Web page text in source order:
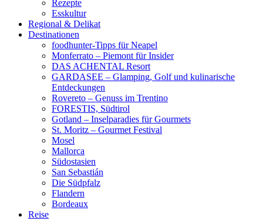
Rezepte
Esskultur
Regional & Delikat
Destinationen
foodhunter-Tipps für Neapel
Monferrato – Piemont für Insider
DAS ACHENTAL Resort
GARDASEE – Glamping, Golf und kulinarische
Entdeckungen
Rovereto – Genuss im Trentino
FORESTIS, Südtirol
Gotland – Inselparadies für Gourmets
St. Moritz – Gourmet Festival
Mosel
Mallorca
Südostasien
San Sebastián
Die Südpfalz
Flandern
Bordeaux
Reise